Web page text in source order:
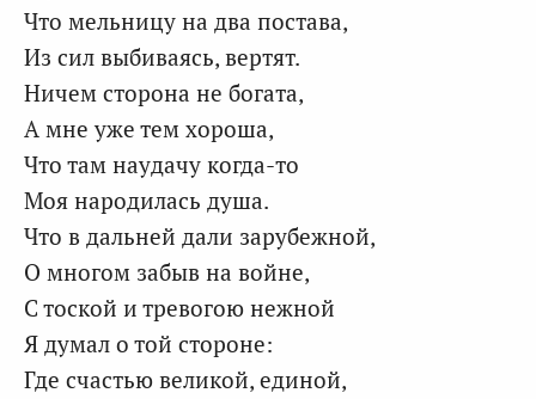
Что мельницу на два постава,
Из сил выбиваясь, вертят.
Ничем сторона не богата,
А мне уже тем хороша,
Что там наудачу когда-то
Моя народилась душа.
Что в дальней дали зарубежной,
О многом забыв на войне,
С тоской и тревогою нежной
Я думал о той стороне:
Где счастью великой, единой,